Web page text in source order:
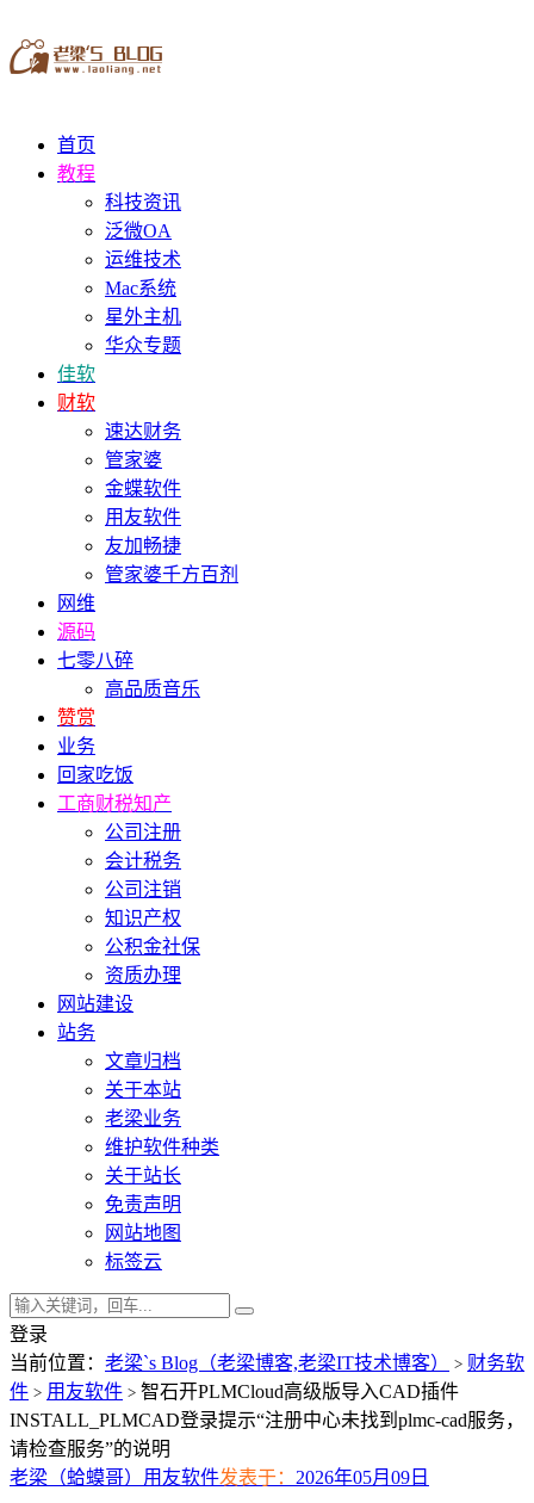
首页
教程
科技资讯
泛微OA
运维技术
Mac系统
星外主机
华众专题
佳软
财软
速达财务
管家婆
金蝶软件
用友软件
友加畅捷
管家婆千方百剂
网维
源码
七零八碎
高品质音乐
赞赏
业务
回家吃饭
工商财税知产
公司注册
会计税务
公司注销
知识产权
公积金社保
资质办理
网站建设
站务
文章归档
关于本站
老梁业务
维护软件种类
关于站长
免责声明
网站地图
标签云
登录
当前位置： 老梁`s Blog（老梁博客,老梁IT技术博客） > 财务软
件 > 用友软件 > 智石开PLMCloud高级版导入CAD插件
INSTALL_PLMCAD登录提示“注册中心未找到plmc-cad服务，
请检查服务”的说明
老梁（蛤蟆哥） 用友软件发表于： 2026年05月09日